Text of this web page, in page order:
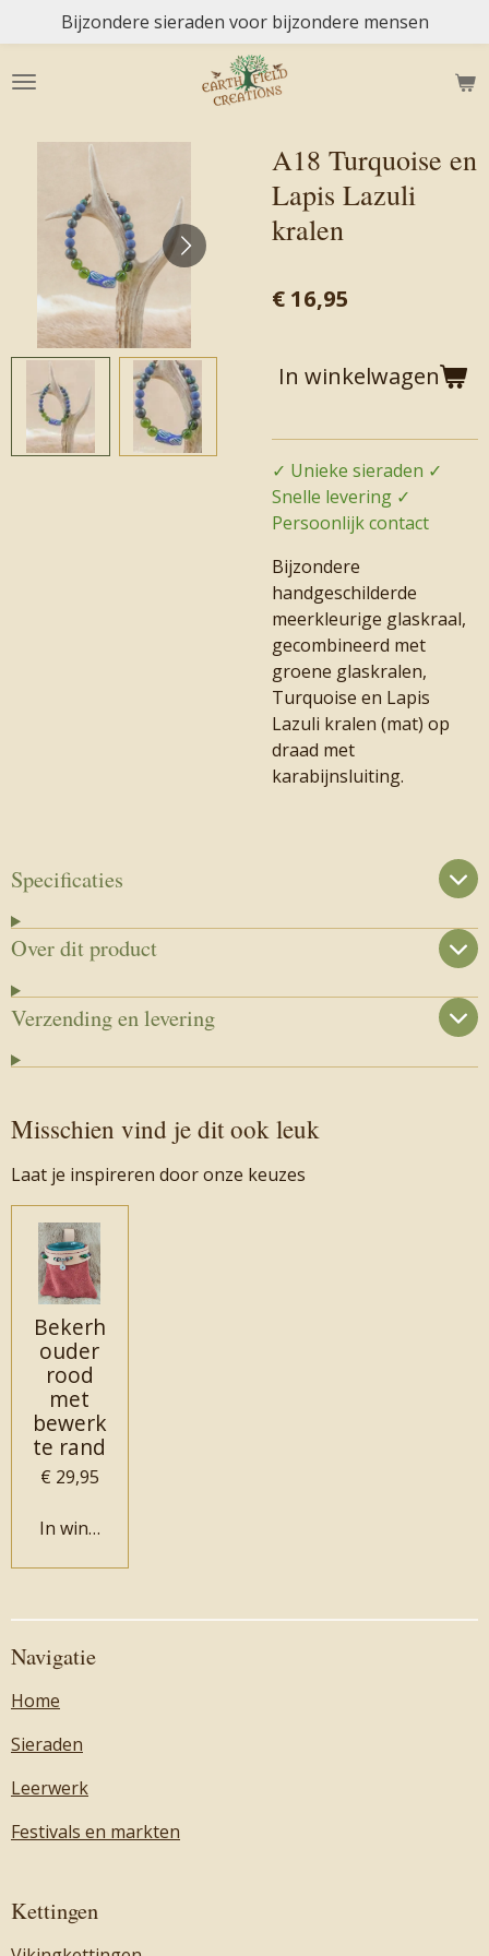
direct
naar
Bijzondere sieraden voor bijzondere mensen
A18 Turquoise en
Lapis Lazuli
kralen
€ 16,95
In winkelwagen
✓ Unieke sieraden ✓
Snelle levering ✓
Persoonlijk contact
Bijzondere
handgeschilderde
meerkleurige glaskraal,
gecombineerd met
groene glaskralen,
Turquoise en Lapis
Lazuli kralen (mat) op
draad met
karabijnsluiting.
Specificaties
Over dit product
Verzending en levering
Misschien vind je dit ook leuk
Laat je inspireren door onze keuzes
Bekerh
ouder
rood
met
bewerk
te rand
€ 29,95
In winkelwagen
Navigatie
Home
Sieraden
Leerwerk
Festivals en markten
Kettingen